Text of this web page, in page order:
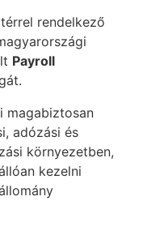
rendelkező
Payroll
magabiztosan
adózási és
környezetben,
kezelni